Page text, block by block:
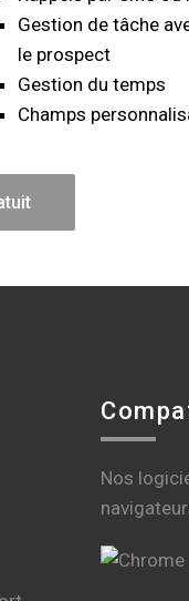
Gestion de tâche
le prospect
Gestion du temps
Champs
Nos